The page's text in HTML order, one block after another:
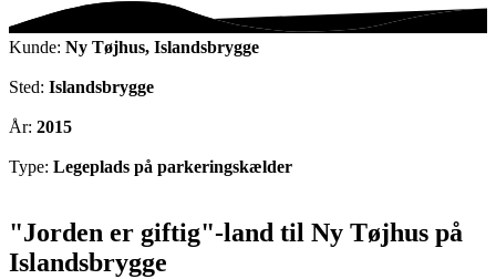
Kunde: Ny Tøjhus, Islandsbrygge
Sted: Islandsbrygge
År: 2015
Type: Legeplads på parkeringskælder
"Jorden er giftig"-land til Ny Tøjhus på
Islandsbrygge